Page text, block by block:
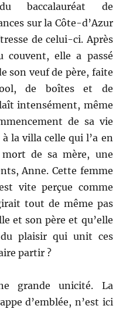
baccalauréat de
sur la Côte-d’Azur
de celui-ci. Après
couvent, elle a passé
son veuf de père, faite
de boîtes et de
intensément, même
de sa vie
la villa celle qui l’a en
de sa mère, une
Anne. Cette femme
vite perçue comme
tout de même pas
et son père et qu’elle
plaisir qui unit ces
partir ?
grande unicité. La
d’emblée, n’est ici